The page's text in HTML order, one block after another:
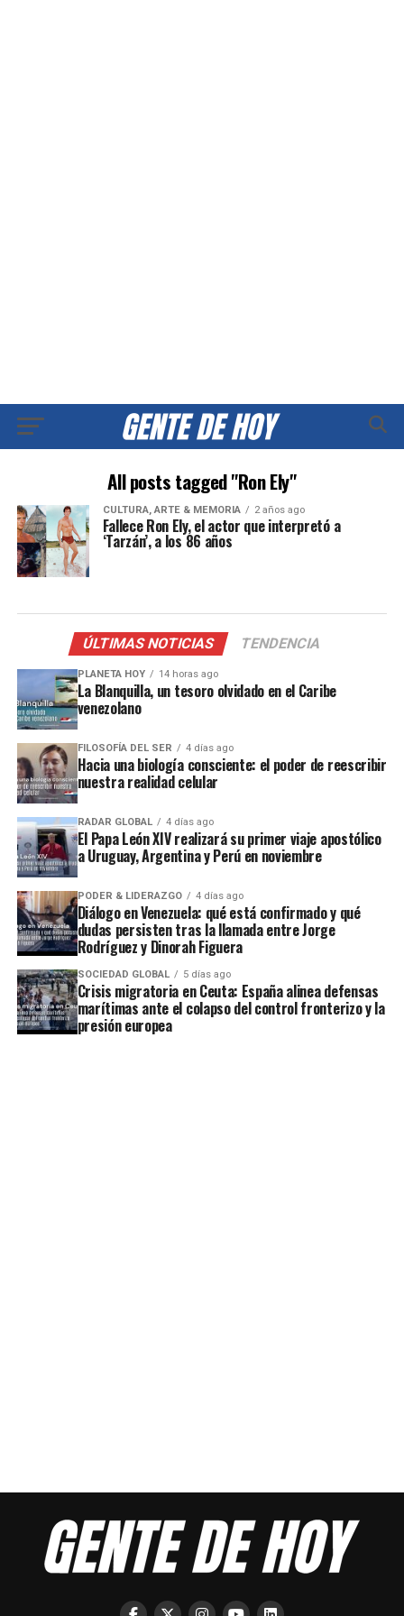
All posts tagged "Ron Ely"
CULTURA, ARTE & MEMORIA 2 años ago
Fallece Ron Ely, el actor que interpretó a
‘Tarzán’, a los 86 años
ÚLTIMAS NOTICIAS TENDENCIA
PLANETA HOY 14 horas ago
La Blanquilla, un tesoro olvidado en el Caribe
venezolano
FILOSOFÍA DEL SER 4 días ago
Hacia una biología consciente: el poder de reescribir
nuestra realidad celular
RADAR GLOBAL 4 días ago
El Papa León XIV realizará su primer viaje apostólico
a Uruguay, Argentina y Perú en noviembre
PODER & LIDERAZGO 4 días ago
Diálogo en Venezuela: qué está confirmado y qué
dudas persisten tras la llamada entre Jorge
Rodríguez y Dinorah Figuera
SOCIEDAD GLOBAL 5 días ago
Crisis migratoria en Ceuta: España alinea defensas
marítimas ante el colapso del control fronterizo y la
presión europea